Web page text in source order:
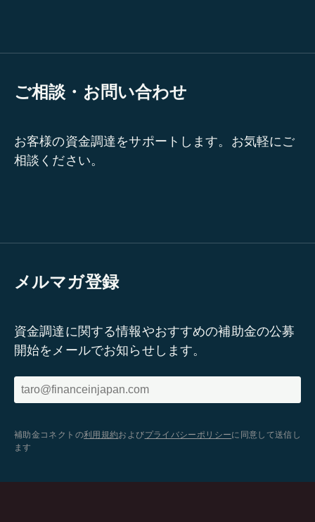
ご相談・お問い合わせ
お客様の資金調達をサポートします。お気軽にご
相談ください。
メルマガ登録
資金調達に関する情報やおすすめの補助金の公募
開始をメールでお知らせします。
補助金コネクトの利用規約およびプライバシーポリシーに同意して送信し
ます